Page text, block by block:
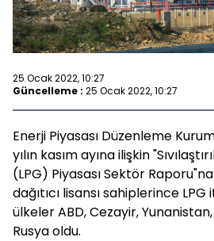
25 Ocak 2022, 10:27
Güncelleme : 25 Ocak 2022, 10:27
Enerji Piyasası Düzenleme
yılın kasım ayına ilişkin
(LPG) Piyasası Sektör
dağıtıcı lisansı sahiplerince
ülkeler ABD, Cezayir,
Rusya oldu.